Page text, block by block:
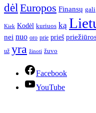
dėl Europos Finansų gali
Kiek Kodėl kuriuos ką
nei nuo oro prie prieš
už yra žinoti žuvo
Facebook
YouTube